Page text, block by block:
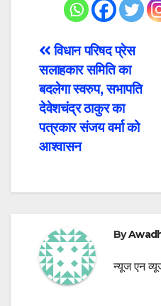
Post
navigation
विधान परिषद प्रेस
सलाहकार समिति का
बदलेगा स्वरुप, सभापति
देवेशचंद्र ठाकुर का
पत्रकार संजय वर्मा को
आश्‍वासन
By
न्यूज एन